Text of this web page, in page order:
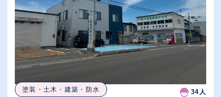
塗装・土木・建築・防水 34人